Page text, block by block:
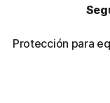
Protección para